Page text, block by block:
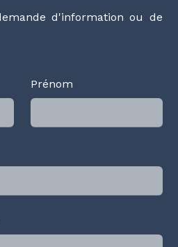
d'information ou de
Prénom